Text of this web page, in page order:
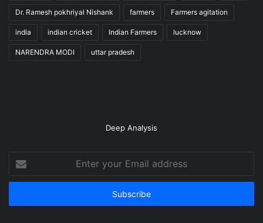
Dr. Ramesh pokhriyal Nishank farmers Farmers agitation
india indian cricket Indian Farmers lucknow
NARENDRA MODI uttar pradesh
Deep Analysis
your
Email